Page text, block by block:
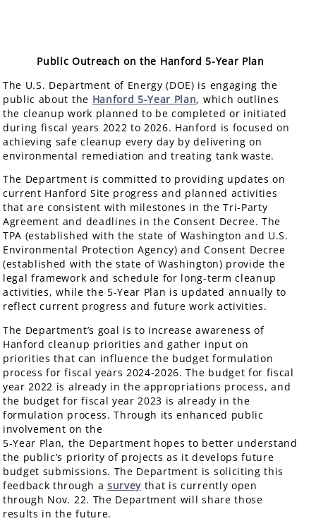
Public Outreach on the Hanford 5-Year Plan
The U.S. Department of Energy (DOE) is engaging the
public about the Hanford 5-Year Plan, which outlines
the cleanup work planned to be completed or initiated
during fiscal years 2022 to 2026. Hanford is focused on
achieving safe cleanup every day by delivering on
environmental remediation and treating tank waste.
The Department is committed to providing updates on
current Hanford Site progress and planned activities
that are consistent with milestones in the Tri-Party
Agreement and deadlines in the Consent Decree. The
TPA (established with the state of Washington and U.S.
Environmental Protection Agency) and Consent Decree
(established with the state of Washington) provide the
legal framework and schedule for long-term cleanup
activities, while the 5-Year Plan is updated annually to
reflect current progress and future work activities.
The Department’s goal is to increase awareness of
Hanford cleanup priorities and gather input on
priorities that can influence the budget formulation
process for fiscal years 2024-2026. The budget for fiscal
year 2022 is already in the appropriations process, and
the budget for fiscal year 2023 is already in the
formulation process. Through its enhanced public
involvement on the
5-Year Plan, the Department hopes to better understand
the public’s priority of projects as it develops future
budget submissions. The Department is soliciting this
feedback through a survey that is currently open
through Nov. 22. The Department will share those
results in the future.